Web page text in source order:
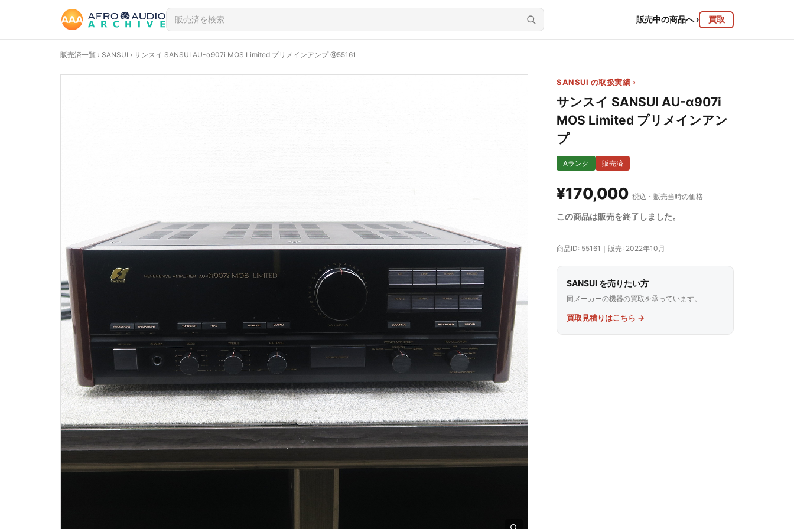
販売中の商品へ› 買取
販売済一覧 › SANSUI › サンスイ SANSUI AU-α907i MOS Limited プリメインアンプ @55161
SANSUI の取扱実績 ›
サンスイ SANSUI AU-α907i
MOS Limited プリメインアン
プ
販売済
Aランク
¥170,000 税込・販売当時の価格
この商品は販売を終了しました。
商品ID: 55161｜販売: 2022年10月
SANSUI を売りたい方
同メーカーの機器の買取を承っています。
買取見積りはこちら →